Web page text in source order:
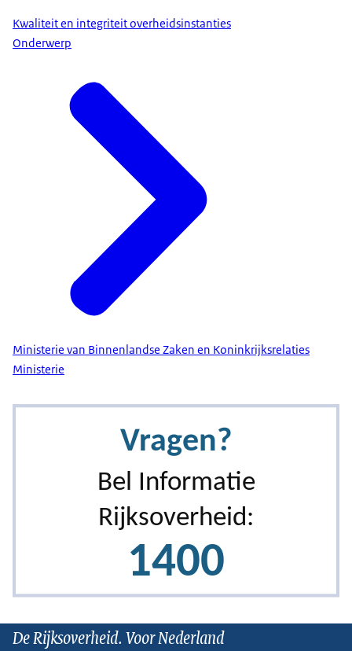
Kwaliteit en integriteit overheidsinstanties
Onderwerp
Ministerie van Binnenlandse Zaken en Koninkrijksrelaties
Ministerie
De Rijksoverheid. Voor Nederland